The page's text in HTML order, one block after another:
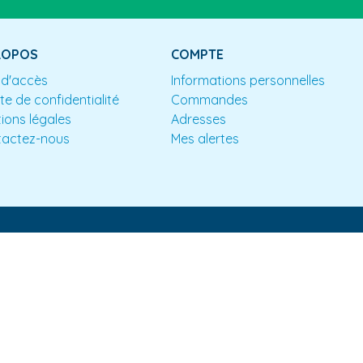
de confidentialité
légales
nous
COMPTE
Informations personnelles
Commandes
Adresses
Mes alertes